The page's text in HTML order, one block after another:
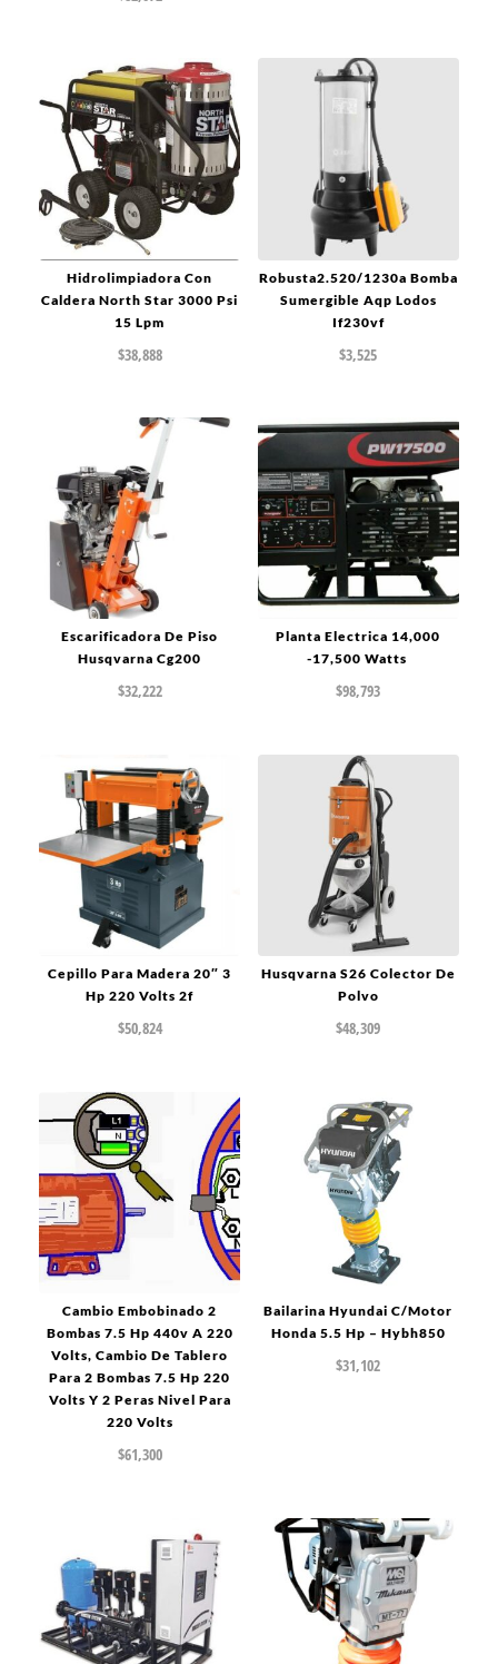
Hidrolimpiadora Con
Caldera North Star 3000 Psi
15 Lpm
$38,888
Robusta2.520/1230a Bomba
Sumergible Aqp Lodos
If230vf
$3,525
Escarificadora De Piso
Husqvarna Cg200
$32,222
Planta Electrica 14,000
-17,500 Watts
$98,793
Cepillo Para Madera 20″ 3
Hp 220 Volts 2f
$50,824
Husqvarna S26 Colector De
Polvo
$48,309
Cambio Embobinado 2
Bombas 7.5 Hp 440v A 220
Volts, Cambio De Tablero
Para 2 Bombas 7.5 Hp 220
Volts Y 2 Peras Nivel Para
220 Volts
$61,300
Bailarina Hyundai C/Motor
Honda 5.5 Hp – Hybh850
$31,102